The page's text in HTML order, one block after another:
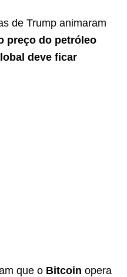
de Trump animaram
preço do petróleo
deve ficar
que o Bitcoin opera